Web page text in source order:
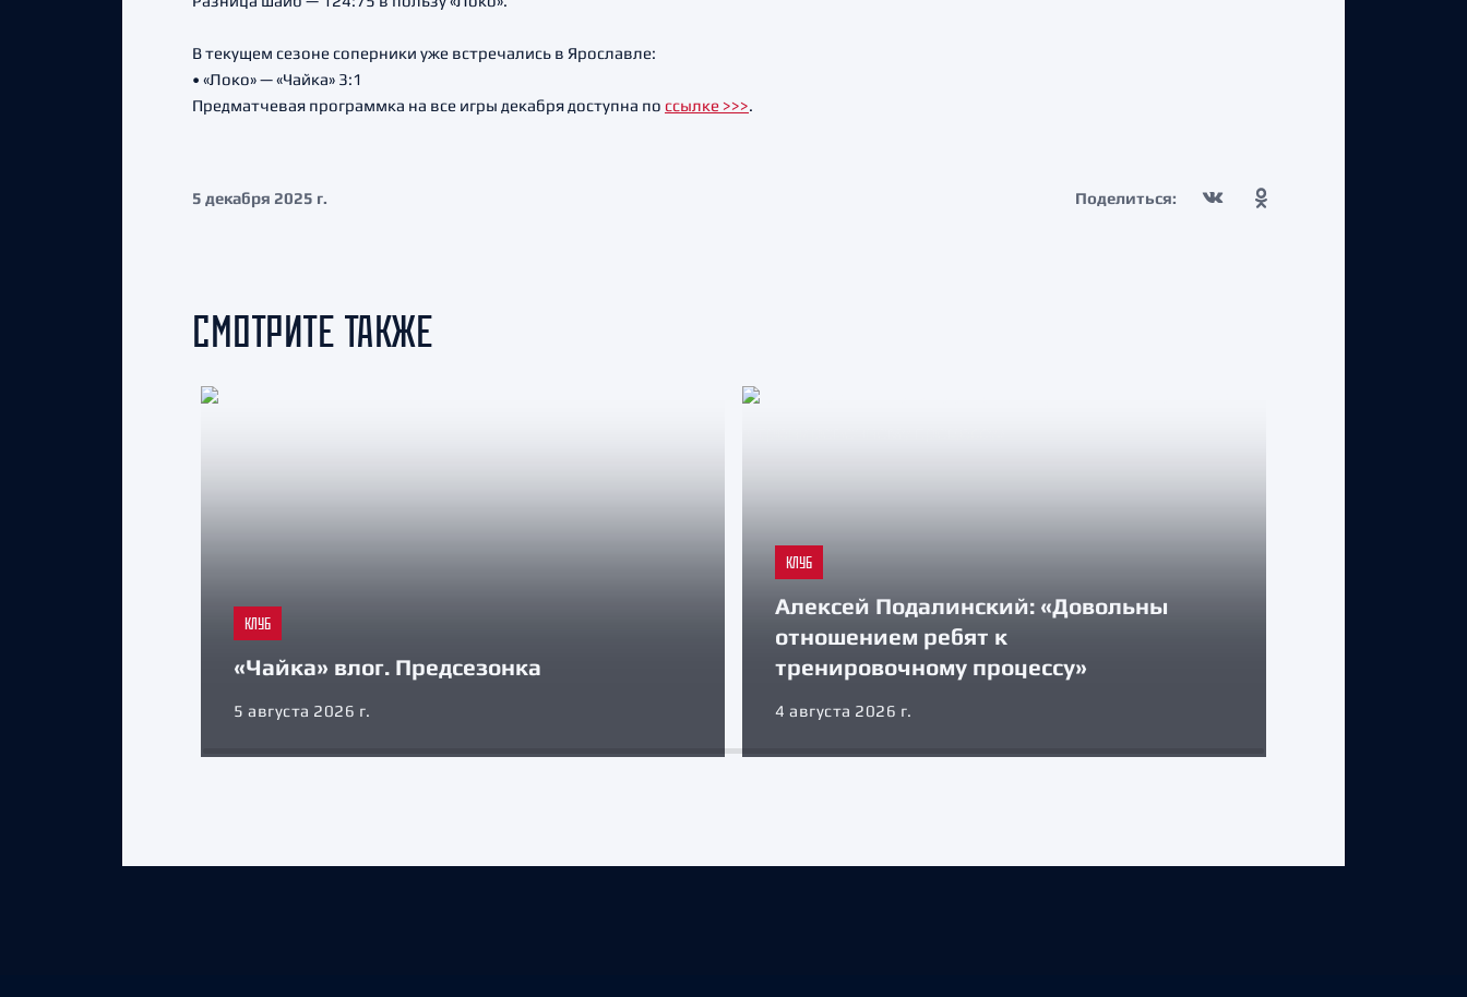
В текущем сезоне соперники уже встречались в Ярославле:
• «Локо» — «Чайка» 3:1
Предматчевая программка на все игры декабря доступна по ссылке >>>.
5 декабря 2025 г. Поделиться:
СМОТРИТЕ ТАКЖЕ
КЛУБ
«Чайка» влог. Предсезонка
5 августа 2026 г.
КЛУБ
Алексей Подалинский: «Довольны
отношением ребят к
тренировочному процессу»
4 августа 2026 г.